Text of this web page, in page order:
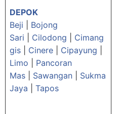
DEPOK
Beji
Bojong
Sari
Cilodong
Cimang
gis
Cinere Cipayung
Limo
Pancoran
Mas
Sawangan
Sukma
Jaya
Tapos